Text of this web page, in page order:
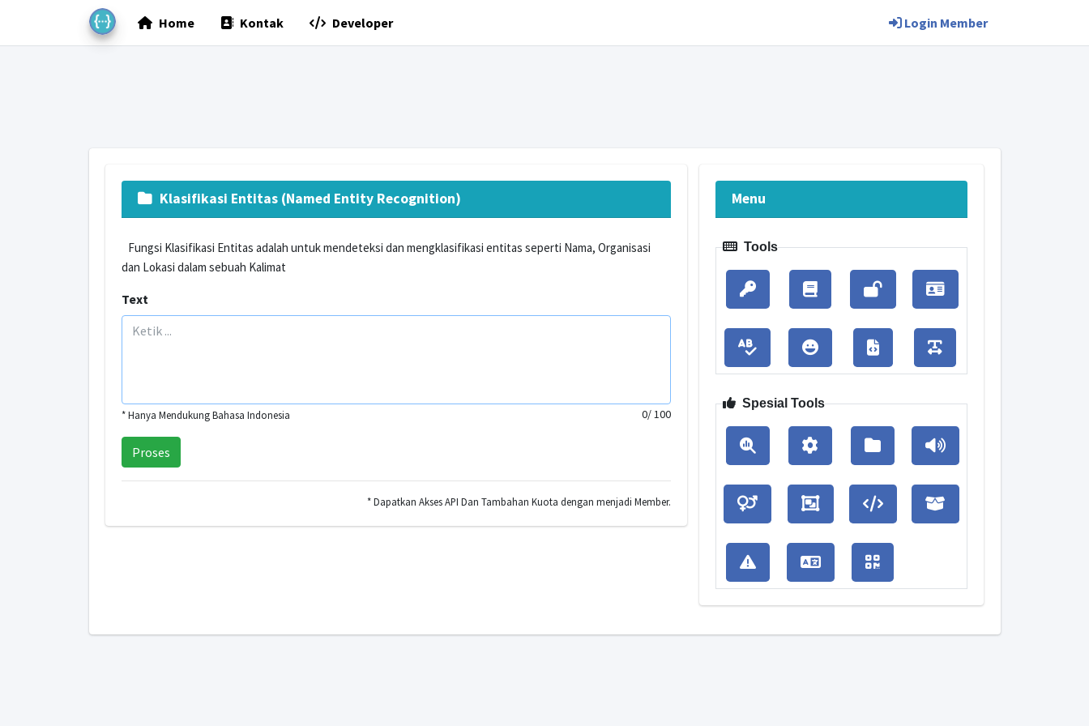
Home Kontak Developer Login Member
Klasifikasi Entitas (Named Entity Recognition)
Fungsi Klasifikasi Entitas adalah untuk mendeteksi dan mengklasifikasi entitas seperti Nama, Organisasi
dan Lokasi dalam sebuah Kalimat
Text
0/ 100
* Hanya Mendukung Bahasa Indonesia
Proses
* Dapatkan Akses API Dan Tambahan Kuota dengan menjadi Member.
Menu
Tools
Spesial Tools